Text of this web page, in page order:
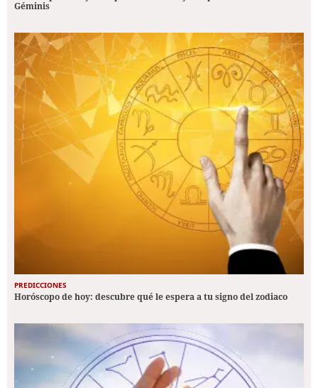
Géminis
PREDICCIONES
Horóscopo de hoy: descubre qué le espera a tu signo del zodiaco